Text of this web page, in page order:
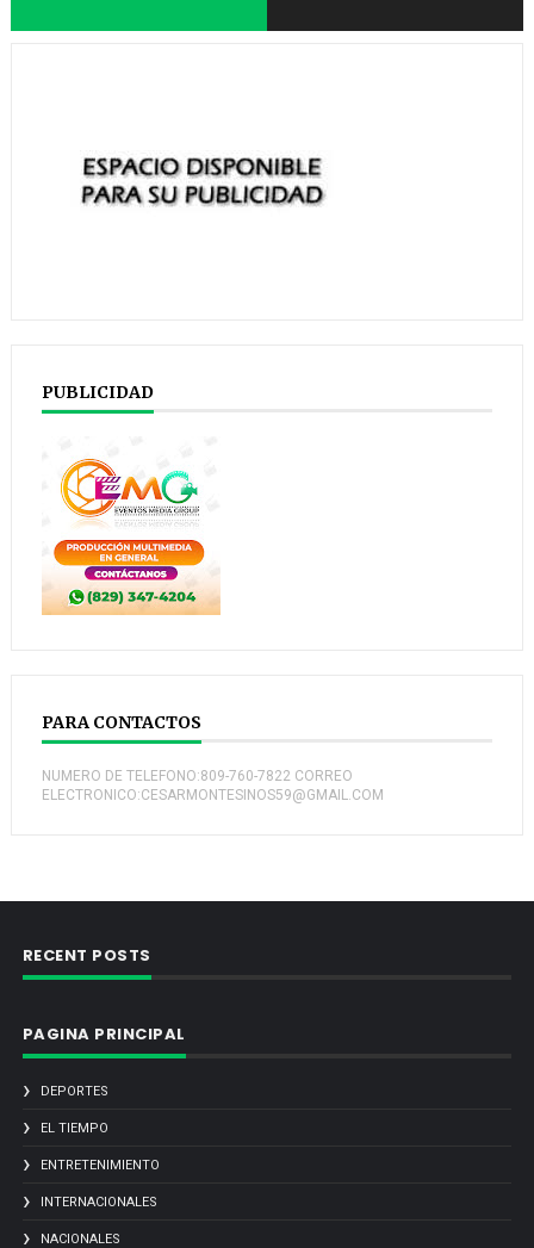
PUBLICIDAD
PARA CONTACTOS
NUMERO DE TELEFONO:809-760-7822 CORREO
ELECTRONICO:CESARMONTESINOS59@GMAIL.COM
RECENT POSTS
PAGINA PRINCIPAL
DEPORTES
EL TIEMPO
ENTRETENIMIENTO
INTERNACIONALES
NACIONALES